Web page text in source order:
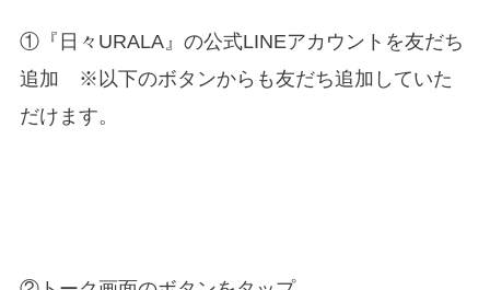
①『日々URALA』の公式LINEアカウントを友だち
追加 ※以下のボタンからも友だち追加していた
だけます。